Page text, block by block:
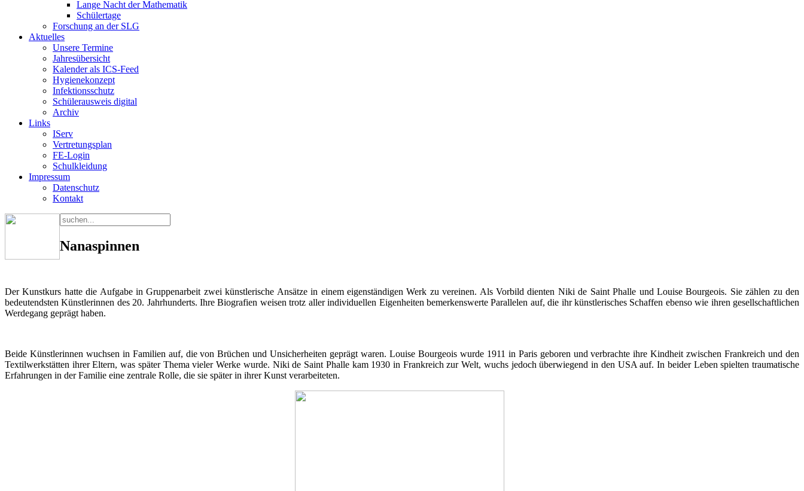
Lange Nacht der Mathematik
Schülertage
Forschung an der SLG
Aktuelles
Unsere Termine
Jahresübersicht
Kalender als ICS-Feed
Hygienekonzept
Infektionsschutz
Schülerausweis digital
Archiv
Links
IServ
Vertretungsplan
FE-Login
Schulkleidung
Impressum
Datenschutz
Kontakt
Nanaspinnen
Der Kunstkurs hatte die Aufgabe in Gruppenarbeit zwei künstlerische Ansätze in einem eigenständigen Werk zu vereinen. Als Vorbild dienten Niki de Saint Phalle und Louise Bourgeois. Sie zählen zu den
bedeutendsten Künstlerinnen des 20. Jahrhunderts. Ihre Biografien weisen trotz aller individuellen Eigenheiten bemerkenswerte Parallelen auf, die ihr künstlerisches Schaffen ebenso wie ihren gesellschaftlichen
Werdegang geprägt haben.
Beide Künstlerinnen wuchsen in Familien auf, die von Brüchen und Unsicherheiten geprägt waren. Louise Bourgeois wurde 1911 in Paris geboren und verbrachte ihre Kindheit zwischen Frankreich und den
Textilwerkstätten ihrer Eltern, was später Thema vieler Werke wurde. Niki de Saint Phalle kam 1930 in Frankreich zur Welt, wuchs jedoch überwiegend in den USA auf. In beider Leben spielten traumatische
Erfahrungen in der Familie eine zentrale Rolle, die sie später in ihrer Kunst verarbeiteten.